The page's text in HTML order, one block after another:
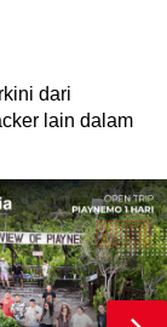
dari
lain dalam